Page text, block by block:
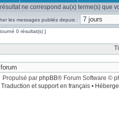
ne correspond au(x) terme(s) que
les messages publiés depuis :
0 résultat(s) ]
Propulsé par phpBB® Forum Software ©
Traduction et support en français •